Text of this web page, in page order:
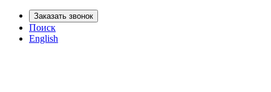
Заказать звонок
Поиск
English